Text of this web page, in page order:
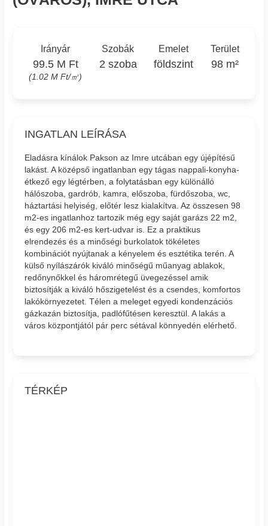
Irányár
99.5 M Ft
(1.02 M Ft/㎡)
Szobák
2 szoba
Emelet
földszint
Terület
98 m²
INGATLAN LEÍRÁSA
Eladásra kínálok Pakson az Imre utcában egy újépítésű
lakást. A középső ingatlanban egy tágas nappali-konyha-
étkező egy légtérben, a folytatásban egy különálló
hálószoba, gardrób, kamra, előszoba, fürdőszoba, wc,
háztartási helyiség, előtér lesz kialakítva. Az összesen 98
m2-es ingatlanhoz tartozik még egy saját garázs 22 m2,
és egy 206 m2-es kert-udvar is. Ez a praktikus
elrendezés és a minőségi burkolatok tökéletes
kombinációt nyújtanak a kényelem és esztétika terén. A
külső nyílászárók kiváló minőségű műanyag ablakok,
redőnynőkkel és háromrétegű üvegezéssel amik
biztosítják a kiváló hőszigetelést és a csendes, komfortos
lakókörnyezetet. Télen a meleget egyedi kondenzációs
gázkazán biztosítja, padlófűtésen keresztül. A lakás a
város központjától pár perc sétával könnyedén elérhető.
TÉRKÉP